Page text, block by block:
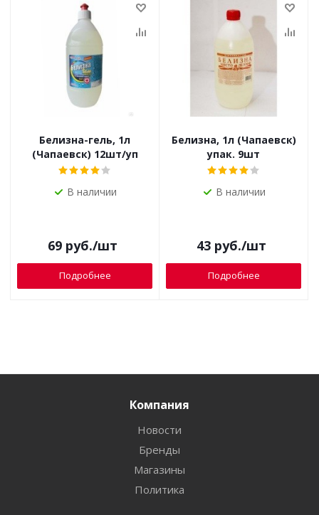
Белизна-гель, 1л
(Чапаевск) 12шт/уп
В наличии
69руб./шт
Подробнее
Белизна, 1л (Чапаевск)
упак. 9шт
В наличии
43руб./шт
Подробнее
Компания
Новости
Бренды
Магазины
Политика